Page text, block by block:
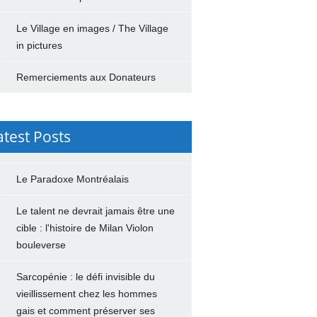
Le Village en images / The Village
in pictures
Remerciements aux Donateurs
Posts
Le Paradoxe Montréalais
Le talent ne devrait jamais être une
cible : l'histoire de Milan Violon
bouleverse
Sarcopénie : le défi invisible du
vieillissement chez les hommes
gais et comment préserver ses